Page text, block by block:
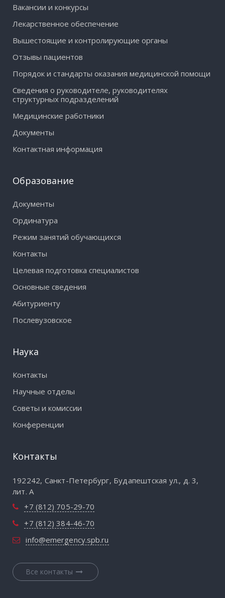
Вакансии и конкурсы
Лекарственное обеспечение
Вышестоящие и контролирующие органы
Отзывы пациентов
Порядок и стандарты оказания медицинской помощи
Сведения о руководителе, руководителях
структурных подразделений
Медицинские работники
Документы
Контактная информация
Образование
Документы
Ординатура
Режим занятий обучающихся
Контакты
Целевая подготовка специалистов
Основные сведения
Абитуриенту
Послевузовское
Наука
Контакты
Научные отделы
Советы и комиссии
Конференции
Контакты
192242, Санкт-Петербург, Будапештская ул., д. 3,
лит. А
+7 (812) 705-29-70
+7 (812) 384-46-70
info@emergency.spb.ru
Все контакты